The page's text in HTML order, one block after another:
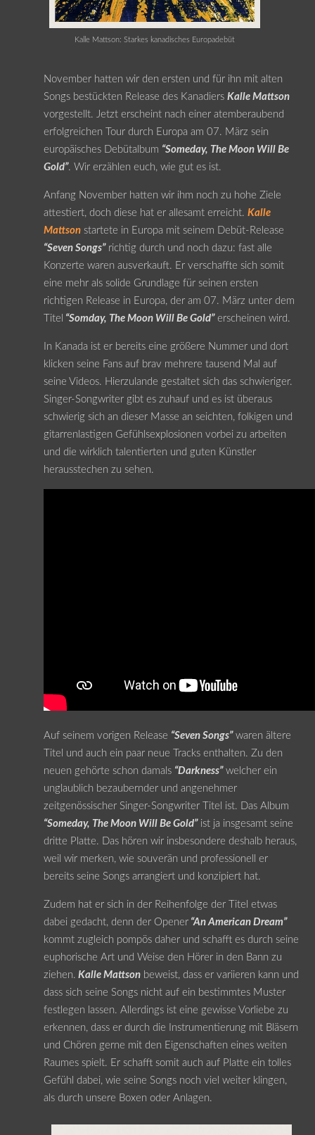
Kalle Mattson: Starkes kanadisches Europadebüt
November hatten wir den ersten und für ihn mit alten
Songs bestückten Release des Kanadiers Kalle Mattson
vorgestellt. Jetzt erscheint nach einer atemberaubend
erfolgreichen Tour durch Europa am 07. März sein
europäisches Debütalbum “Someday, The Moon Will Be
Gold”. Wir erzählen euch, wie gut es ist.
Anfang November hatten wir ihm noch zu hohe Ziele
attestiert, doch diese hat er allesamt erreicht. Kalle
Mattsonstartete in Europa mit seinem Debüt-Release
“Seven Songs”richtig durch und noch dazu: fast alle
Konzerte waren ausverkauft. Er verschaffte sich somit
eine mehr als solide Grundlage für seinen ersten
richtigen Release in Europa, der am 07. März unter dem
Titel “Somday, The Moon Will Be Gold” erscheinen wird.
In Kanada ist er bereits eine größere Nummer und dort
klicken seine Fans auf brav mehrere tausend Mal auf
seine Videos. Hierzulande gestaltet sich das schwieriger.
Singer-Songwriter gibt es zuhauf und es ist überaus
schwierig sich an dieser Masse an seichten, folkigen und
gitarrenlastigen Gefühlsexplosionen vorbei zu arbeiten
und die wirklich talentierten und guten Künstler
herausstechen zu sehen.
Auf seinem vorigen Release “Seven Songs” waren ältere
Titel und auch ein paar neue Tracks enthalten. Zu den
neuen gehörte schon damals “Darkness”welcher ein
unglaublich bezaubernder und angenehmer
zeitgenössischer Singer-Songwriter Titel ist. Das Album
“Someday, The Moon Will Be Gold”ist ja insgesamt seine
dritte Platte. Das hören wir insbesondere deshalb heraus,
weil wir merken, wie souverän und professionell er
bereits seine Songs arrangiert und konzipiert hat.
Zudem hat er sich in der Reihenfolge der Titel etwas
dabei gedacht, denn der Opener“An American Dream”
kommt zugleich pompös daher und schafft es durch seine
euphorische Art und Weise den Hörer in den Bann zu
ziehen. Kalle Mattsonbeweist, dass er variieren kann und
dass sich seine Songs nicht auf ein bestimmtes Muster
festlegen lassen. Allerdings ist eine gewisse Vorliebe zu
erkennen, dass er durch die Instrumentierung mit Bläsern
und Chören gerne mit den Eigenschaften eines weiten
Raumes spielt. Er schafft somit auch auf Platte ein tolles
Gefühl dabei, wie seine Songs noch viel weiter klingen,
als durch unsere Boxen oder Anlagen.